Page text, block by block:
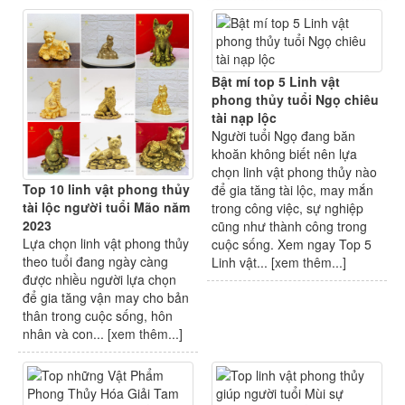
Top 10 linh vật phong thủy
tài lộc người tuổi Mão năm
2023
Lựa chọn linh vật phong thủy
theo tuổi đang ngày càng
được nhiều người lựa chọn
để gia tăng vận may cho bản
thân trong cuộc sống, hôn
nhân và con... [xem thêm...]
Bật mí top 5 Linh vật
phong thủy tuổi Ngọ chiêu
tài nạp lộc
Người tuổi Ngọ đang băn
khoăn không biết nên lựa
chọn linh vật phong thủy nào
để gia tăng tài lộc, may mắn
trong công việc, sự nghiệp
cũng như thành công trong
cuộc sống. Xem ngay Top 5
Linh vật... [xem thêm...]